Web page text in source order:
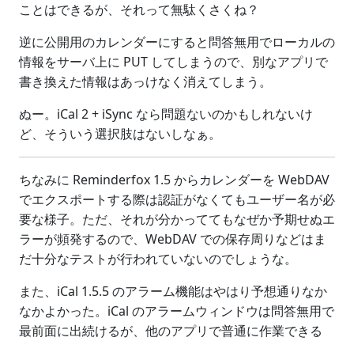
ことはできるが、それって無駄くさくね？
逆に公開用のカレンダーにすると問答無用でローカルの
情報をサーバ上に PUT してしまうので、別なアプリで
書き換えた情報はあっけなく消えてしまう。
ぬー。iCal 2 + iSync なら問題ないのかもしれないけ
ど、そういう選択肢はないしなぁ。
ちなみに Reminderfox 1.5 からカレンダーを WebDAV
でエクスポートする際は認証がなくてもユーザー名が必
要な様子。ただ、それが分かっててもなぜか予期せぬエ
ラーが頻発するので、WebDAV での保存周りなどはま
だ十分なテストが行われていないのでしょうな。
また、iCal 1.5.5 のアラーム機能はやはり予想通りなか
なかよかった。iCal のアラームウィンドウは問答無用で
最前面に出続けるが、他のアプリで普通に作業できる